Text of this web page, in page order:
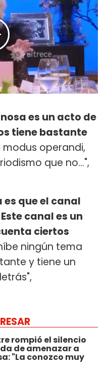
es un acto de
tiene bastante
modus operandi,
que no...",
que el canal
Este canal es un
ciertos
ningún tema
y tiene un
rompió el silencio
de amenazar a
"La conozco muy